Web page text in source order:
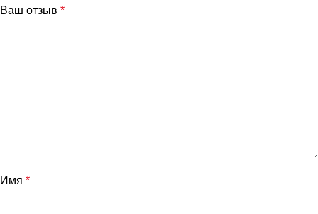
Ваш отзыв *
Имя *